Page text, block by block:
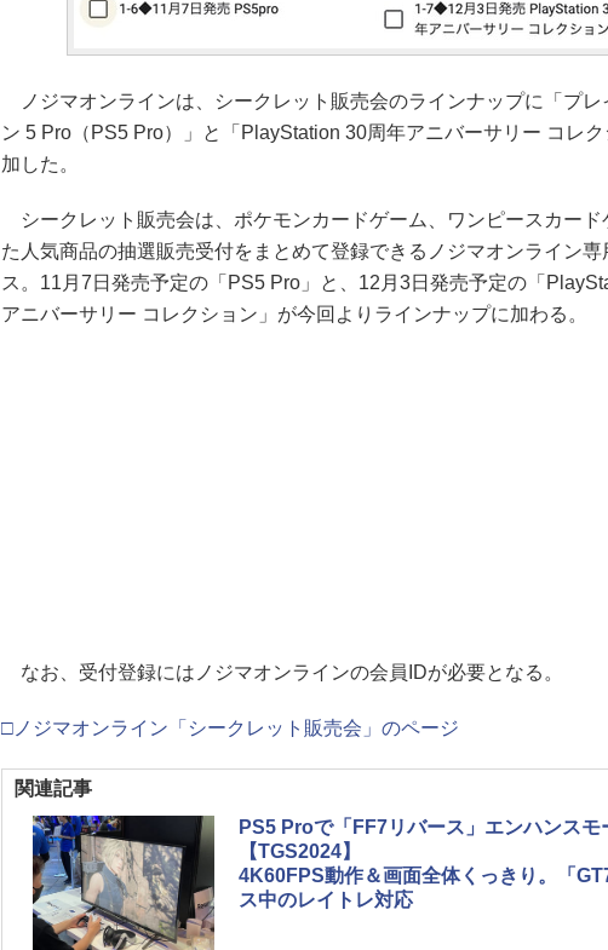
ノジマオンラインは、シークレット販売会のラインナップに「プレ
ン 5 Pro（PS5 Pro）」と「PlayStation 30周年アニバーサリー コレ
加した。
シークレット販売会は、ポケモンカードゲーム、ワンピースカード
た人気商品の抽選販売受付をまとめて登録できるノジマオンライン専
ス。11月7日発売予定の「PS5 Pro」と、12月3日発売予定の「
アニバーサリー コレクション」が今回よりラインナップに加わる。
なお、受付登録にはノジマオンラインの会員IDが必要となる。
□ノジマオンライン「シークレット販売会」のページ
関連記事
PS5 Proで「FF7リバース」エンハンスモ
【TGS2024】
4K60FPS動作＆画面全体くっきり。「
ス中のレイトレ対応